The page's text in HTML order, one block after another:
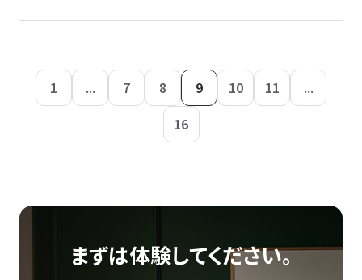
1 ... 7 8 9 10 11
...
16
まずは体験してください。